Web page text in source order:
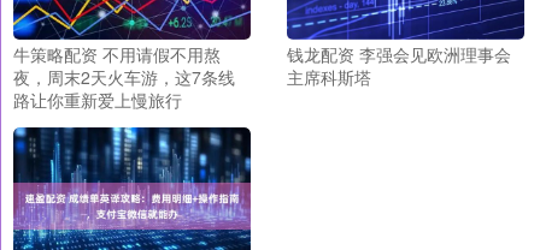
牛策略配资 不用请假不用熬
夜，周末2天火车游，这7条线
路让你重新爱上慢旅行
钱龙配资 李强会见欧洲理事会
主席科斯塔